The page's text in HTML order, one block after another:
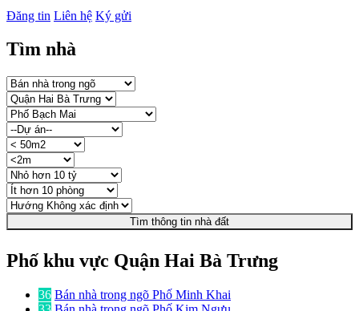
Đăng tin Liên hệ Ký gửi
Tìm nhà
Tìm thông tin nhà đất
Phố khu vực Quận Hai Bà Trưng
36 Bán nhà trong ngõ Phố Minh Khai